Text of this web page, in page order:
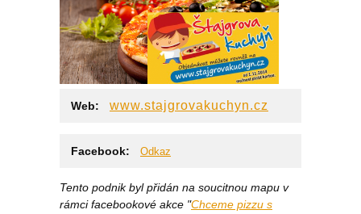
Web: www.stajgrovakuchyn.cz
Facebook: Odkaz
Tento podnik byl přidán na soucitnou mapu v
rámci facebookové akce "Chceme pizzu s